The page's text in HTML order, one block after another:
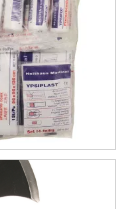
€10,99